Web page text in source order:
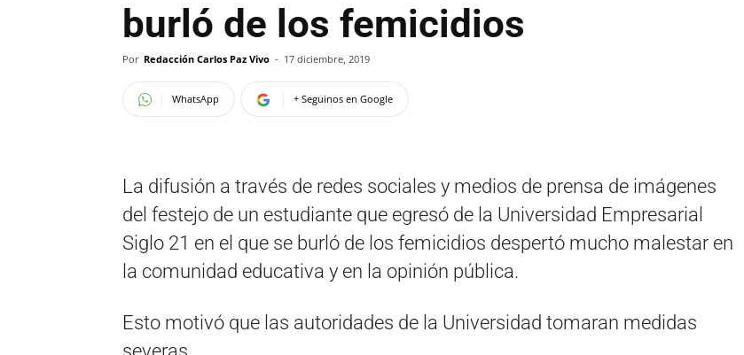
burló de los femicidios
Por Redacción Carlos Paz Vivo - 17 diciembre, 2019
WhatsApp + Seguinos en Google
La difusión a través de redes sociales y medios de prensa de imágenes
del festejo de un estudiante que egresó de la Universidad Empresarial
Siglo 21 en el que se burló de los femicidios despertó mucho malestar en
la comunidad educativa y en la opinión pública.
Esto motivó que las autoridades de la Universidad tomaran medidas